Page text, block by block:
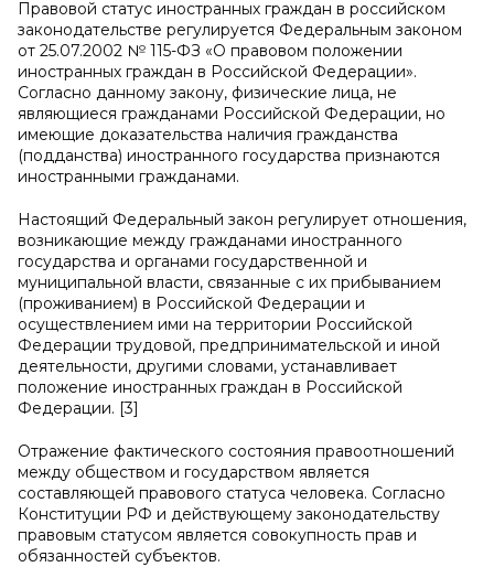
Правовой статус иностранных граждан в российском
законодательстве регулируется Федеральным законом
от 25.07.2002 № 115-ФЗ «О правовом положении
иностранных граждан в Российской Федерации».
Согласно данному закону, физические лица, не
являющиеся гражданами Российской Федерации, но
имеющие доказательства наличия гражданства
(подданства) иностранного государства признаются
иностранными гражданами.
Настоящий Федеральный закон регулирует отношения,
возникающие между гражданами иностранного
государства и органами государственной и
муниципальной власти, связанные с их прибыванием
(проживанием) в Российской Федерации и
осуществлением ими на территории Российской
Федерации трудовой, предпринимательской и иной
деятельности, другими словами, устанавливает
положение иностранных граждан в Российской
Федерации. [3]
Отражение фактического состояния правоотношений
между обществом и государством является
составляющей правового статуса человека. Согласно
Конституции РФ и действующему законодательству
правовым статусом является совокупность прав и
обязанностей субъектов.